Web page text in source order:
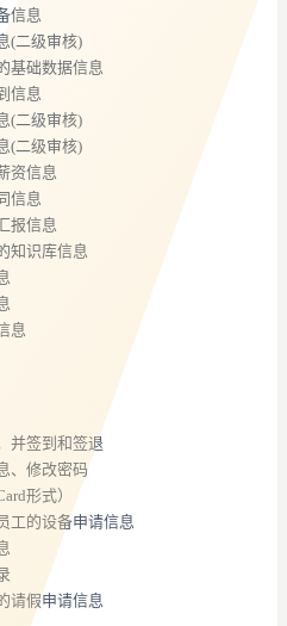
信息
(二级审核)
基础数据信息
信息
(二级审核)
(二级审核)
资信息
信息
报信息
知识库信息
息
并签到和签退
、修改密码
形式）
工的设备申请信息
请假申请信息